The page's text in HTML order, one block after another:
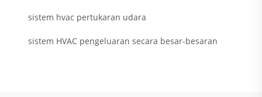
sistem hvac pertukaran udara
sistem HVAC pengeluaran secara besar-besaran